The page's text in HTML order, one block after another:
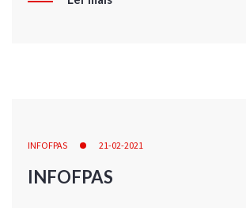
INFOFPAS 21-02-2021
INFOFPAS